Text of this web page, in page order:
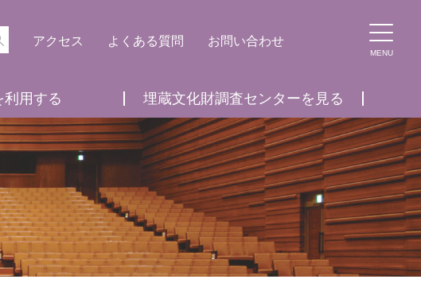
アクセス よくある質問 お問い合わせ
利用する 埋蔵文化財調査センターを見る
MENU